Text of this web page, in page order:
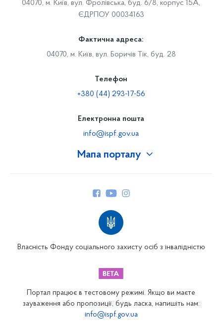
Мапа порталу
Закарпатське відділення
Запорізьке відділення
04070, м. Київ, вул. Фролівська, буд. 6/8, корпус 15А,
ЄДРПОУ 00034163
Фактична адреса:
04070, м. Київ, вул. Боричів Тік, буд. 28
Телефон
+380 (44) 293-17-56
Електронна пошта
info@ispf.gov.ua
Власність Фонду соціального захисту осіб з інвалідністю
Портал працює в тестовому режимі. Якщо ви маєте
зауваження або пропозиції, будь ласка, напишіть нам:
info@ispf.gov.ua